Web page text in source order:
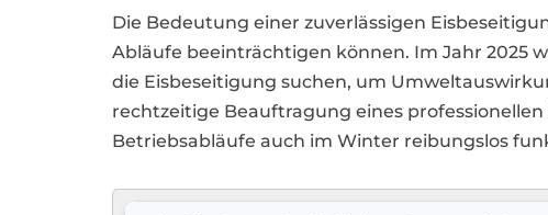
Die Bedeutung einer zuverlässigen
Abläufe beeinträchtigen können. Im Jahr 2025
die Eisbeseitigung suchen, um
rechtzeitige Beauftragung eines
Betriebsabläufe auch im Winter reibungslos